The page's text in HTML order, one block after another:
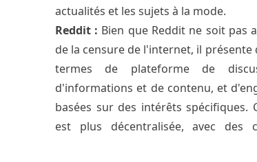
actualités et les sujets à la mode.
Reddit : Bien que Reddit ne soit pas
de la censure de l'internet, il présente
termes de plateforme de
d'informations et de contenu, et
basées sur des intérêts spécifiques.
est plus décentralisée, avec des